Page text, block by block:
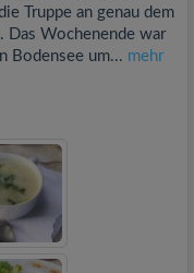
Truppe an genau dem
Das Wochenende war
Bodensee um... mehr